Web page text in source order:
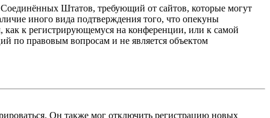
Штатов, требующий от сайтов, которые могут
иного вида подтверждения того, что опекуны
к регистрирующемуся на конференции, или к самой
по правовым вопросам и не является объектом
Он также мог отключить регистрацию новых